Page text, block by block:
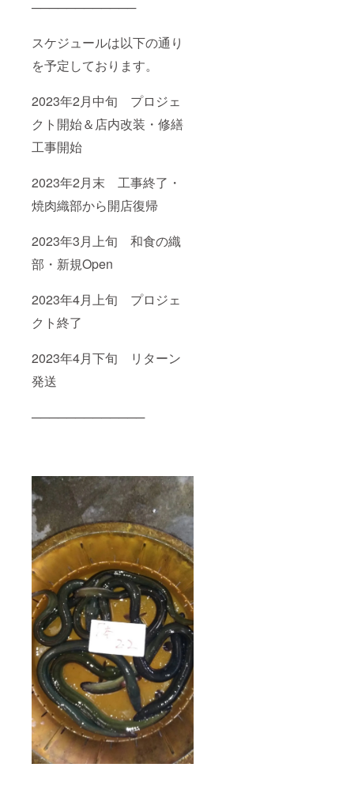
────────────
スケジュールは以下の通り
を予定しております。
2023年2月中旬 プロジェ
クト開始＆店内改装・修繕
工事開始
2023年2月末 工事終了・
焼肉織部から開店復帰
2023年3月上旬 和食の織
部・新規Open
2023年4月上旬 プロジェ
クト終了
2023年4月下旬 リターン
発送
─────────────